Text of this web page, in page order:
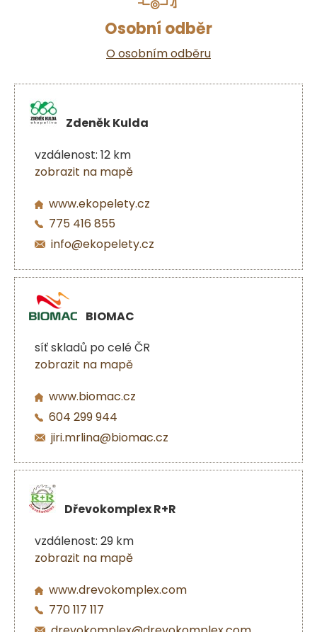
Osobní odběr
O osobním odběru
Zdeněk Kulda
vzdálenost: 12 km
zobrazit na mapě
www.ekopelety.cz
775 416 855
info@ekopelety.cz
BIOMAC
síť skladů po celé ČR
zobrazit na mapě
www.biomac.cz
604 299 944
jiri.mrlina@biomac.cz
Dřevokomplex R+R
vzdálenost: 29 km
zobrazit na mapě
www.drevokomplex.com
770 117 117